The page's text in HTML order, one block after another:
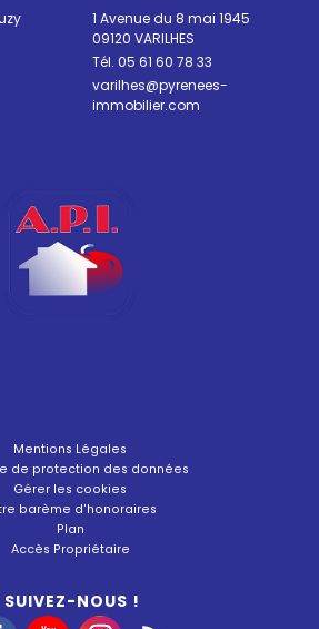
1 Avenue du 8 mai 1945
09120 VARILHES
Tél. 05 61 60 78 33
varilhes@pyrenees-
immobilier.com
Mentions Légales
de protection des données
Gérer les cookies
barème d'honoraires
Plan
Accès Propriétaire
SUIVEZ-NOUS !